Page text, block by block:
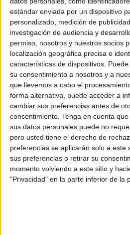
estándar enviada por un dispositivo
personalizado, medición de
investigación de audiencia y
permiso, nosotros y nuestros socios
localización geográfica precisa e
características de dispositivos.
su consentimiento a nosotros y a
que llevemos a cabo el
forma alternativa, puede acceder a
cambiar sus preferencias antes de
consentimiento. Tenga en cuenta
sus datos personales puede no
pero usted tiene el derecho de
preferencias se aplicarán solo a este
sus preferencias o retirar su
momento volviendo a este sitio y
"Privacidad" en la parte inferior de la
de jóvenes migrantes:
situación límite y de emergencia
hoy está aquí”, ha precisado
el colapso del sistema es
meses y semanas, el Área de
con entidades humanitarias, a
emergencia ha multiplicado por
capacidad de acogida”.
En el plano institucional, ydesde
presidente ha mantenido
con la Delegación del Gobierno,
Presidencia del Gobierno, la
Estado del Ministerio de Infancia y